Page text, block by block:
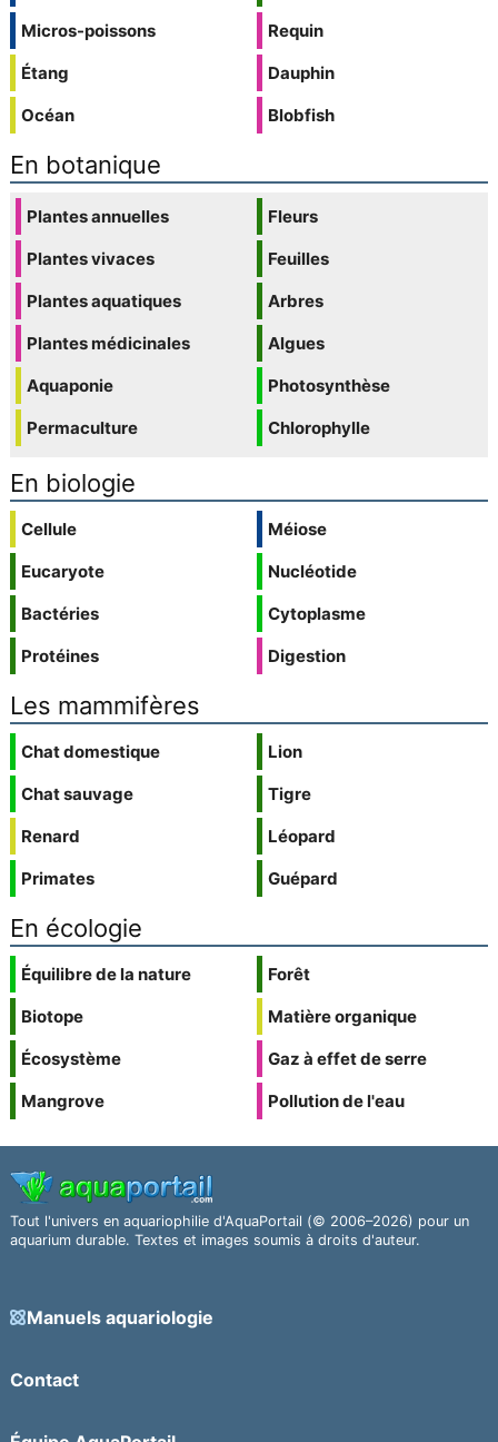
Micros-poissons
Étang
Océan
Requin
Dauphin
Blobfish
En botanique
Plantes annuelles
Plantes vivaces
Plantes aquatiques
Plantes médicinales
Aquaponie
Permaculture
Fleurs
Feuilles
Arbres
Algues
Photosynthèse
Chlorophylle
En biologie
Cellule
Eucaryote
Bactéries
Protéines
Méiose
Nucléotide
Cytoplasme
Digestion
Les mammifères
Chat domestique
Chat sauvage
Renard
Primates
Lion
Tigre
Léopard
Guépard
En écologie
Équilibre de la nature
Biotope
Écosystème
Mangrove
Forêt
Matière organique
Gaz à effet de serre
Pollution de l'eau
Tout l'univers en aquariophilie d'AquaPortail (© 2006–2026) pour un
aquarium durable. Textes et images soumis à droits d'auteur.
Manuels aquariologie
Contact